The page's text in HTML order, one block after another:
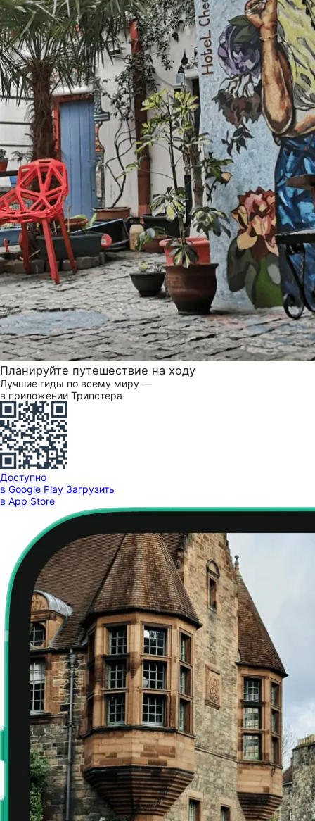
Планируйте путешествие на ходу
Лучшие гиды по всему миру —
в приложении Трипстера
Доступно
в Google Play Загрузить
в App Store